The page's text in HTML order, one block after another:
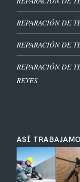
REPARACIÓN DE
REPARACIÓN DE
REPARACIÓN DE
REYES
ASÍ